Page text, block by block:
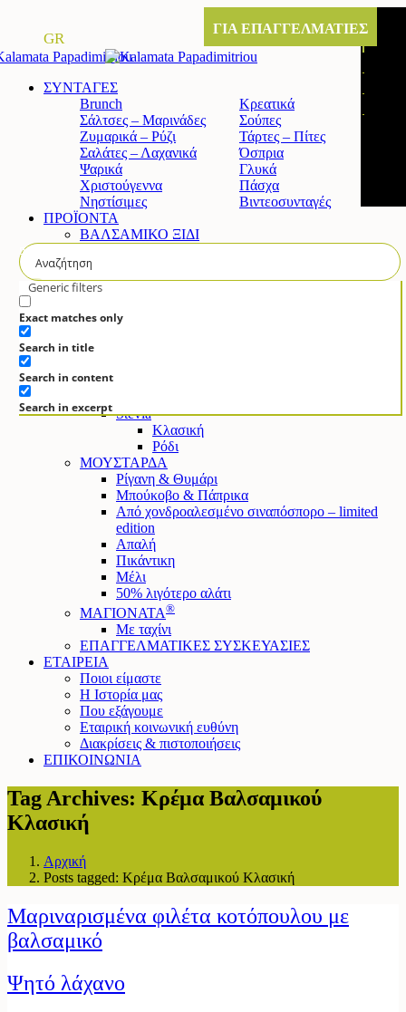
GR
Generic filters
Exact matches only
Search in title
Search in content
Search in excerpt
ΓΙΑ ΕΠΑΓΓΕΛΜΑΤΙΕΣ
ΣΥΝΤΑΓΕΣ
Brunch
Κρεατικά
Σάλτσες – Μαρινάδες
Σούπες
Ζυμαρικά – Ρύζι
Τάρτες – Πίτες
Σαλάτες – Λαχανικά
Όσπρια
Ψαρικά
Γλυκά
Χριστούγεννα
Πάσχα
Νηστίσιμες
Βιντεοσυνταγές
ΠΡΟΪΟΝΤΑ
ΒΑΛΣΑΜΙΚΟ ΞΙΔΙ
Άρτυμα βαλσαμικό ξίδι με μέλι
ΚΡΕΜΑ ΒΑΛΣΑΜΙΚΟΥ
Stevia
Κλασική
Ρόδι
ΜΟΥΣΤΑΡΔΑ
Ρίγανη & Θυμάρι
Μπούκοβο & Πάπρικα
Από χονδροαλεσμένο σιναπόσπορο – limited
edition
Απαλή
Πικάντικη
Μέλι
50% λιγότερο αλάτι
ΜΑΓΙΟΝΑΤΑ®
Mε ταχίνι
ΕΠΑΓΓΕΛΜΑΤΙΚΕΣ ΣΥΣΚΕΥΑΣΙΕΣ
ΕΤΑΙΡΕΙΑ
Ποιοι είμαστε
Η Ιστορία μας
Που εξάγουμε
Εταιρική κοινωνική ευθύνη
Διακρίσεις & πιστοποιήσεις
ΕΠΙΚΟΙΝΩΝΙΑ
Tag Archives: Κρέμα Βαλσαμικού
Κλασική
Αρχική
Posts tagged: Κρέμα Βαλσαμικού Κλασική
Μαριναρισμένα φιλέτα κοτόπουλου με
βαλσαμικό
Ψητό λάχανο